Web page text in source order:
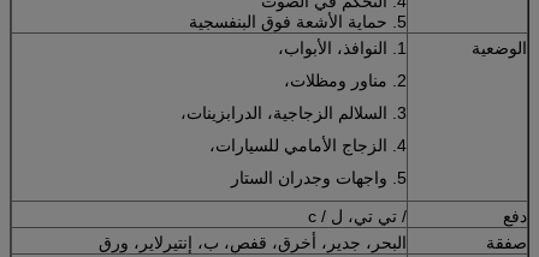
5. حماية الأشعة فوق البنفسجية
الوضعية
1. النوافذ، الأبواب،
2. مناور ومظلات،
3. السلالم الزجاجية، الدرابزينات،
4. الزجاج الأمامي للسيارات،
5. واجهات وجدران الستار
دفع
/ تي تي، ل / c
صفقة
البحر، جدير، أخرق، قفص، ب، إنتيرلاير، ورق